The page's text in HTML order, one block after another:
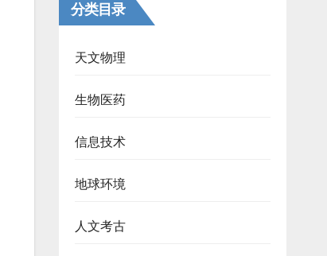
分类目录
天文物理
生物医药
信息技术
地球环境
人文考古